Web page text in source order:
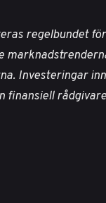
regelbundet
Investeringar
finansiell